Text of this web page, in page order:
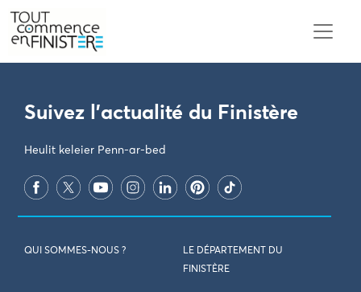
PARAMÈTRES DES COOKIES
Suivez l'actualité du Finistère
Heulit keleier Penn-ar-bed
QUI SOMMES-NOUS ?
LE DÉPARTEMENT DU
FINISTÈRE